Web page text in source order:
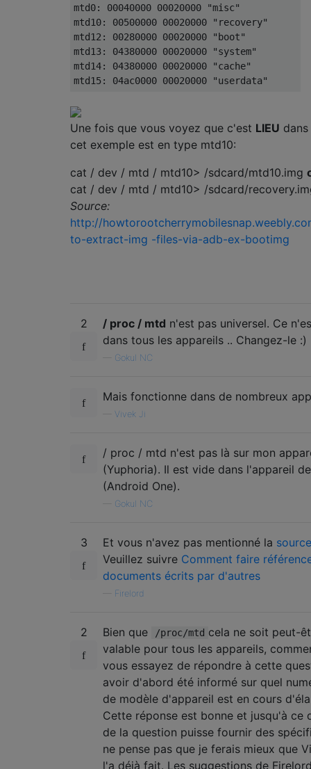
mtd0: 00040000 00020000 "misc"
mtd10: 00500000 00020000 "recovery"
mtd12: 00280000 00020000 "boot"
mtd13: 04380000 00020000 "system"
mtd14: 04380000 00020000 "cache"
Une fois que vous voyez que c'est LIEU
cet exemple est en type mtd10:
cat / dev / mtd / mtd10> /sdcard/mtd10.img
cat / dev / mtd / mtd10> /sdcard/
Source:
http://
to-extract-img -files-via-adb-ex-bootimg
2 / proc / mtd n'est pas universel. Ce
dans tous les appareils .. Changez-le :)
Gokul NC
Mais fonctionne dans de nombreux
Vivek Ji
/ proc / mtd n'est pas là sur mon
(Yuphoria). Il est vide dans l'appareil
(Android One).
Gokul NC
3 Et vous n'avez pas mentionné la
Veuillez suivre Comment faire
documents écrits par d'autres
Firelord
2 Bien que /proc/mtd cela ne soit peut-
valable pour tous les appareils,
vous essayez de répondre à cette
avoir d'abord été informé sur quel
de modèle d'appareil est en cours
Cette réponse est bonne et jusqu'à ce
de la question puisse fournir des
ne pense pas que je ferais mieux que
l'a déjà fait. Les suggestions de